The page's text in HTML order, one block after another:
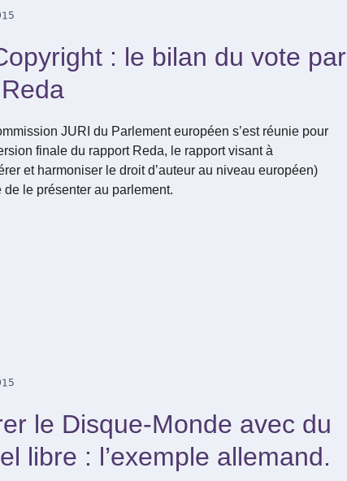
: le bilan du vote par
JURI du Parlement européen s’est réunie pour
finale du rapport Reda, le rapport visant à
et harmoniser le droit d’auteur au niveau européen)
de le présenter au parlement.
le Disque-Monde avec du
libre : l’exemple allemand.